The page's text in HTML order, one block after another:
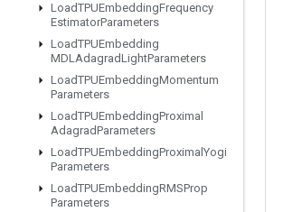
LoadTPUEmbeddingFrequency
EstimatorParameters
LoadTPUEmbedding
MDLAdagradLightParameters
LoadTPUEmbeddingMomentum
Parameters
LoadTPUEmbeddingProximal
AdagradParameters
LoadTPUEmbeddingProximal Yogi
Parameters
LoadTPUEmbeddingRMSProp
Parameters